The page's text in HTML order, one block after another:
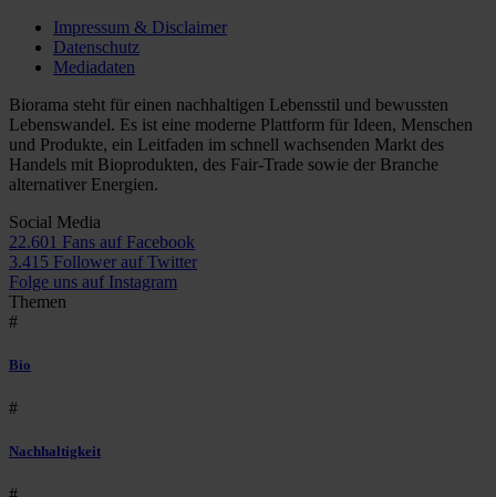
Impressum & Disclaimer
Datenschutz
Mediadaten
Biorama steht für einen nachhaltigen Lebensstil und bewussten
Lebenswandel. Es ist eine moderne Plattform für Ideen, Menschen
und Produkte, ein Leitfaden im schnell wachsenden Markt des
Handels mit Bioprodukten, des Fair-Trade sowie der Branche
alternativer Energien.
Social Media
22.601 Fans auf Facebook
3.415 Follower auf Twitter
Folge uns auf Instagram
Themen
#
Bio
#
Nachhaltigkeit